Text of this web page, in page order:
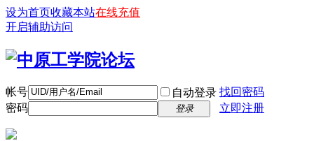
设为首页收藏本站在线充值
开启辅助访问
帐号 自动登录 找回密码
密码
登录 立即注册